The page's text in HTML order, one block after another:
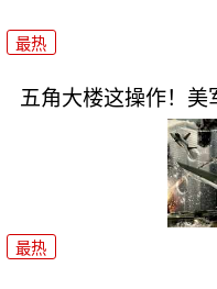
最热
五角大楼这操作！美
最热